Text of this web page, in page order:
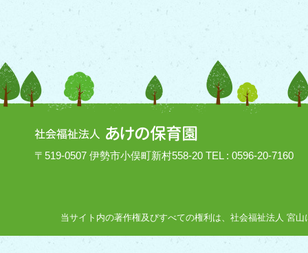
〒519-0507 伊勢市小俣町新村558-20 TEL : 0596-20-7160
当サイト内の著作権及びすべての権利は、社会福祉法人 宮